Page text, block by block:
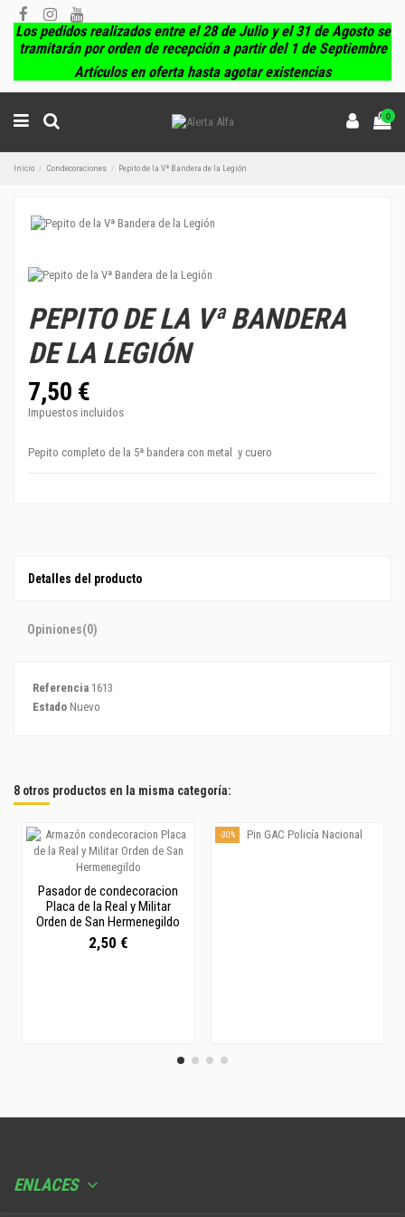
Los pedidos realizados entre el 28 de Julio y el 31 de Agosto se
tramitarán por orden de recepción a partir del 1 de Septiembre
Artículos en oferta hasta agotar existencias
0
Inicio Condecoraciones Pepito de la Vª Bandera de la Legión
PEPITO DE LA Vª BANDERA
DE LA LEGIÓN
7,50 €
Impuestos incluidos
Pepito completo de la 5ª bandera con metal y cuero
Detalles del producto
Opiniones(0)
Referencia 1613
Estado Nuevo
8 otros productos en la misma categoría:
Pasador de condecoracion
Placa de la Real y Militar
Orden de San Hermenegildo
2,50 €
-30%
ENLACES